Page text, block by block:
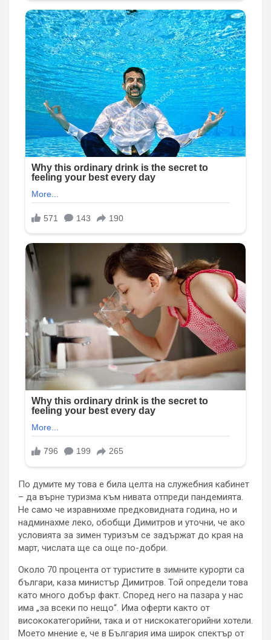
По думите му това е била целта на служебния кабинет
– да върне туризма към нивата отпреди пандемията.
Не само че изравнихме предковидната година, но и
надминахме леко, обобщи Димитров и уточни, че ако
условията за зимен туризъм се задържат до края на
март, числата ще са още по-добри.
Около 70 процента от туристите в зимните курорти са
българи, каза министър Димитров. Той определи това
като много добър факт. Според него на пазара у нас
има „за всеки по нещо“. Има оферти както от
висококатегорийни, така и от нискокатегорийни хотели.
Моето мнение е, че в България има широк спектър от